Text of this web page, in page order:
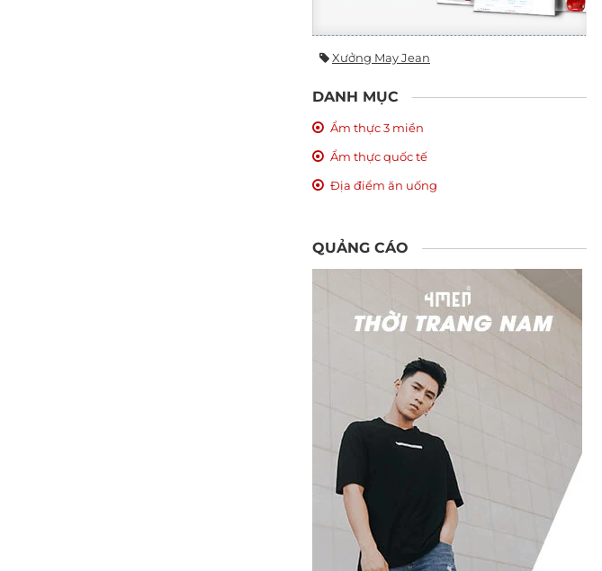
Xưởng May Jean
DANH MỤC
Ẩm thực 3 miền
Ẩm thực quốc tế
Địa điểm ăn uống
QUẢNG CÁO